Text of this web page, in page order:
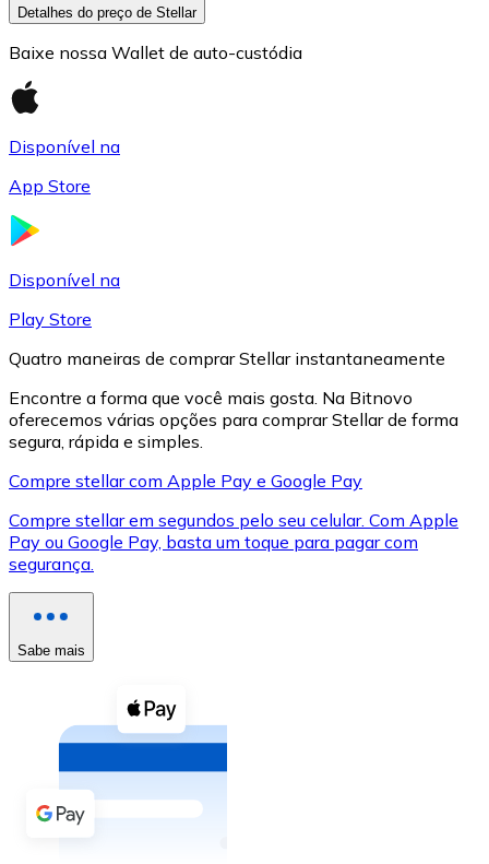
XRP
XRP
Ver tudo
Cupons cripto
Compre criptomoedas com dinheiro e outros
Comprar com dinheiro
Transferência SEPA
Detalhes do preço de Stellar
Baixe nossa Wallet de auto-custódia
Disponível na
App Store
Disponível na
Play Store
Quatro maneiras de comprar Stellar instantaneamente
Encontre a forma que você mais gosta. Na Bitnovo
oferecemos várias opções para comprar Stellar de forma
segura, rápida e simples.
Compre stellar com Apple Pay e Google Pay
Compre stellar em segundos pelo seu celular. Com Apple
Pay ou Google Pay, basta um toque para pagar com
segurança.
Sabe mais